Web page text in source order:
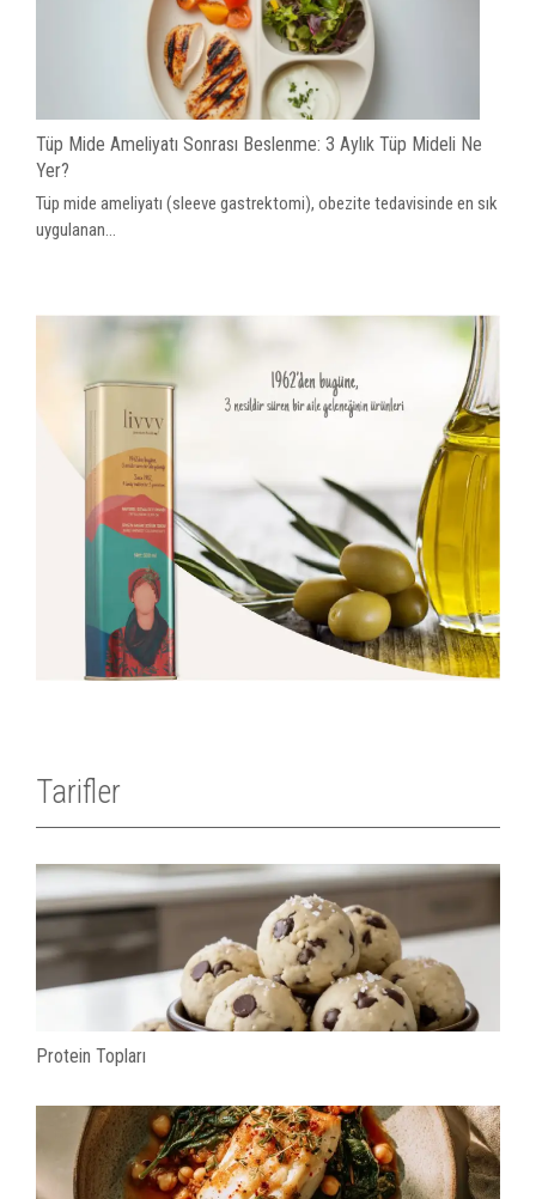
Tüp Mide Ameliyatı Sonrası Beslenme: 3 Aylık Tüp Mideli Ne
Yer?
Tüp mide ameliyatı (sleeve gastrektomi), obezite tedavisinde en sık
uygulanan...
Tarifler
Protein Topları